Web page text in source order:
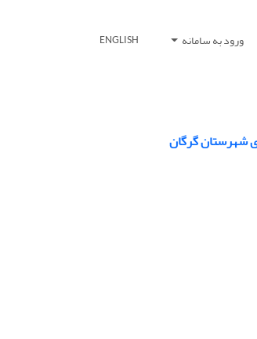
ورود به سامانه ENGLISH
شهرستان گرگان